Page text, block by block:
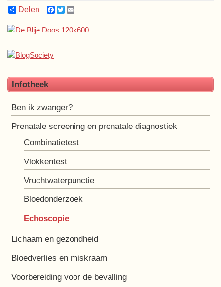
Delen Facebook
Twitter
Infotheek
Ben ik zwanger?
Prenatale screening en prenatale diagnostiek
Combinatietest
Vlokkentest
Vruchtwaterpunctie
Bloedonderzoek
Echoscopie
Lichaam en gezondheid
Bloedverlies en miskraam
Voorbereiding voor de bevalling